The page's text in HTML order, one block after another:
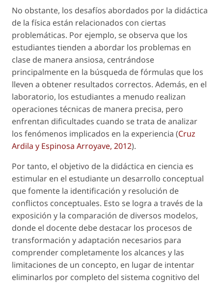
No obstante, los desafíos abordados por la didáctica
de la física están relacionados con ciertas
problemáticas. Por ejemplo, se observa que los
estudiantes tienden a abordar los problemas en
clase de manera ansiosa, centrándose
principalmente en la búsqueda de fórmulas que los
lleven a obtener resultados correctos. Además, en el
laboratorio, los estudiantes a menudo realizan
operaciones técnicas de manera precisa, pero
enfrentan dificultades cuando se trata de analizar
los fenómenos implicados en la experiencia (Cruz
Ardila y Espinosa Arroyave, 2012).
Por tanto, el objetivo de la didáctica en ciencia es
estimular en el estudiante un desarrollo conceptual
que fomente la identificación y resolución de
conflictos conceptuales. Esto se logra a través de la
exposición y la comparación de diversos modelos,
donde el docente debe destacar los procesos de
transformación y adaptación necesarios para
comprender completamente los alcances y las
limitaciones de un concepto, en lugar de intentar
eliminarlos por completo del sistema cognitivo del